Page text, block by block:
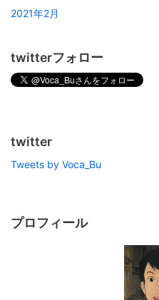
2021年2月
twitterフォロー
twitter
Tweets by Voca_Bu
プロフィール